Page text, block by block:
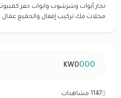
نجار أبواب وشرشوب وابواب حفر
محلات فك تركيب إقفال والجميع
000
KWD
1147 مشاهدات